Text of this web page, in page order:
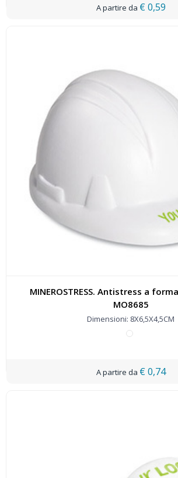
€ 0,59
MINEROSTRESS. Antistress a
MO8685
Dimensioni: 8X6,5X4,5CM
€ 0,74